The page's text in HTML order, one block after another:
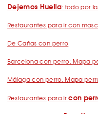
Dejemos Huella: todo por
Restaurantes para ir con
De Cañas con perro
Barcelona con perro: Mapa
Málaga con perro: Mapa
Restaurantes para ircon